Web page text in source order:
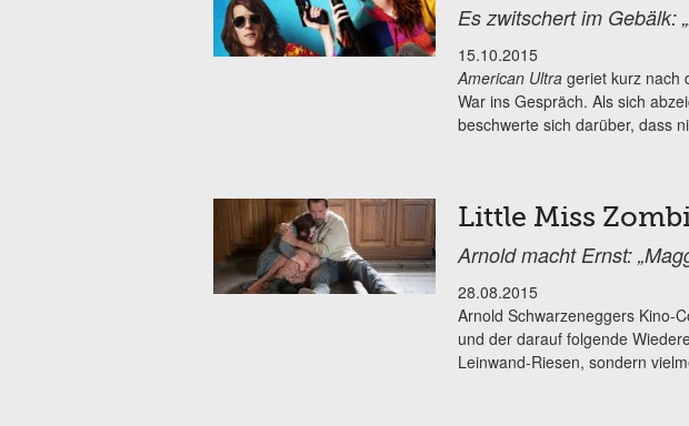
Es zwitschert im Gebälk:
15.10.2015
American Ultra geriet kurz nach
War ins Gespräch. Als sich
beschwerte sich darüber, dass
Little Miss
Arnold macht Ernst:
28.08.2015
Arnold Schwarzeneggers Kino-
und der darauf folgende
Leinwand-Riesen, sondern